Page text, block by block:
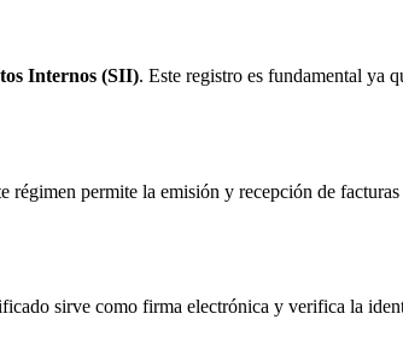
Internos (SII). Este registro es fundamental ya
régimen permite la emisión y recepción de
sirve como firma electrónica y verifica la